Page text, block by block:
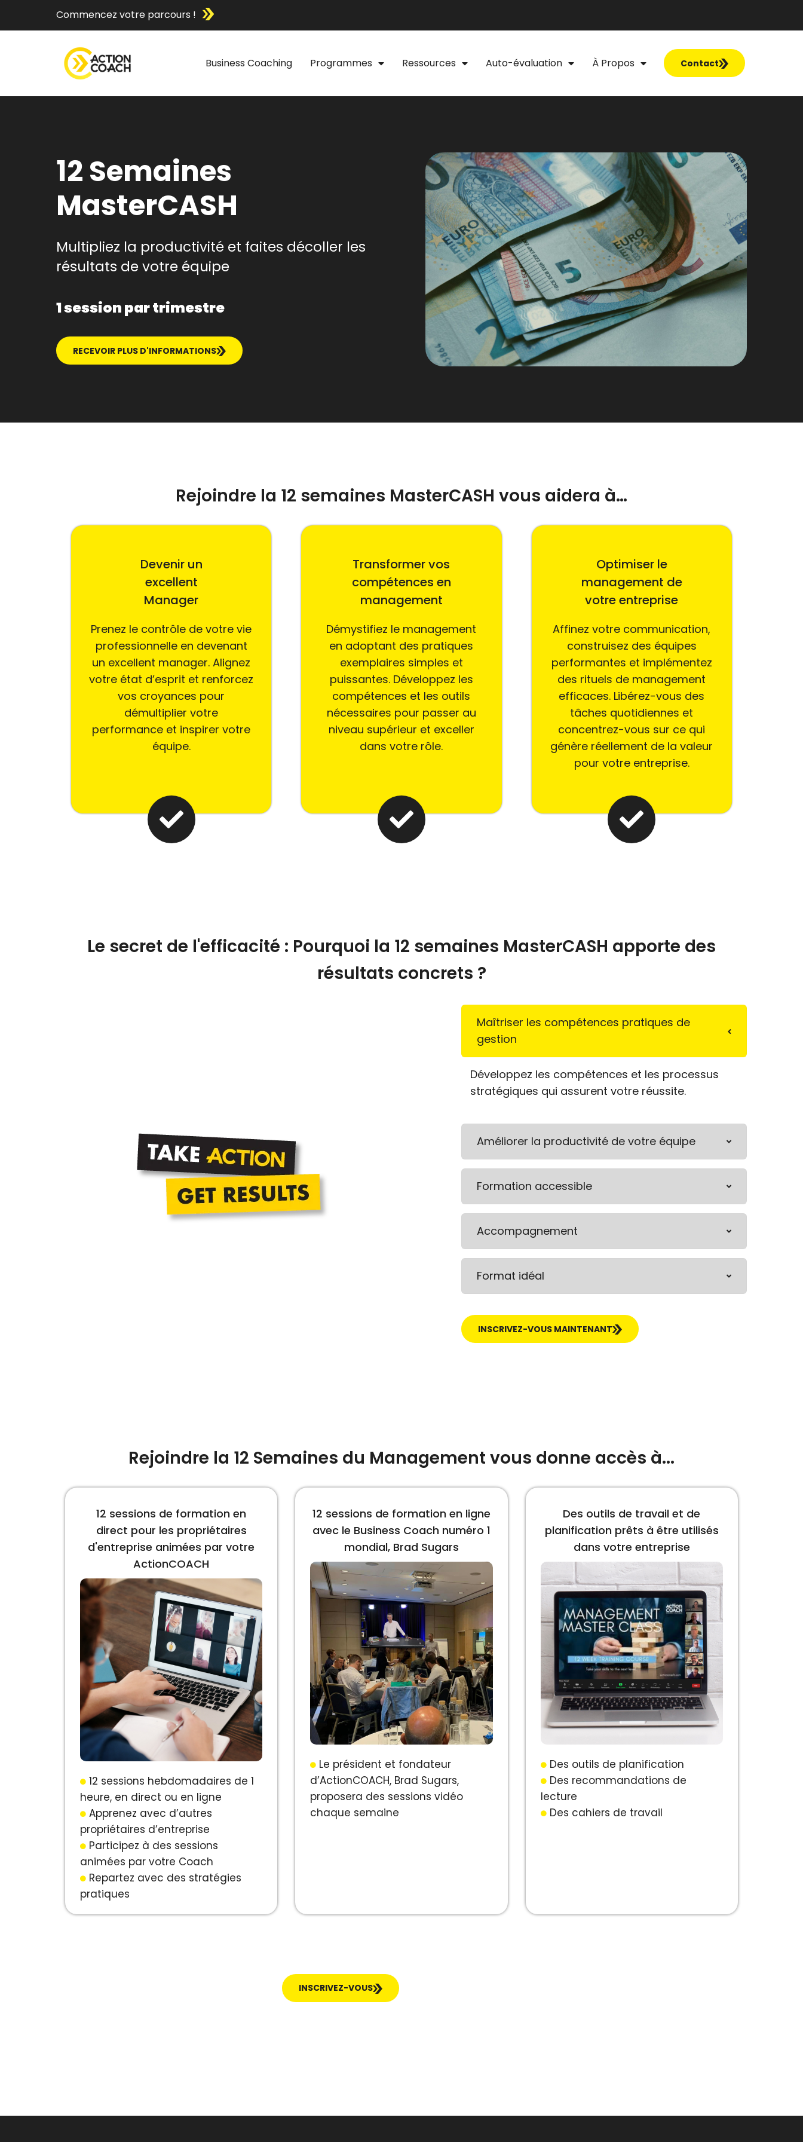
Commencez votre parcours !
Business Coaching Programmes Ressources Auto-évaluation À Propos Contact
12 Semaines
MasterCASH
Multipliez la productivité et faites décoller les
résultats de votre équipe
1 session par trimestre
RECEVOIR PLUS D'INFORMATIONS
Rejoindre la 12 semaines MasterCASH vous aidera à…
Devenir un
excellent
Manager
Prenez le contrôle de votre vie
professionnelle en devenant
un excellent manager. Alignez
votre état d’esprit et renforcez
vos croyances pour
démultiplier votre
performance et inspirer votre
équipe.
Transformer vos
compétences en
management
Démystifiez le management
en adoptant des pratiques
exemplaires simples et
puissantes. Développez les
compétences et les outils
nécessaires pour passer au
niveau supérieur et exceller
dans votre rôle.
Optimiser le
management de
votre entreprise
Affinez votre communication,
construisez des équipes
performantes et implémentez
des rituels de management
efficaces. Libérez-vous des
tâches quotidiennes et
concentrez-vous sur ce qui
génère réellement de la valeur
pour votre entreprise.
Le secret de l'efficacité : Pourquoi la 12 semaines MasterCASH apporte des
résultats concrets ?
Maîtriser les compétences pratiques de
gestion
Développez les compétences et les processus
stratégiques qui assurent votre réussite.
Améliorer la productivité de votre équipe
Formation accessible
Accompagnement
Format idéal
INSCRIVEZ-VOUS MAINTENANT
Rejoindre la 12 Semaines du Management vous donne accès à...
12 sessions de formation en
direct pour les propriétaires
d'entreprise animées par votre
ActionCOACH
12 sessions hebdomadaires de 1
heure, en direct ou en ligne
Apprenez avec d’autres
propriétaires d’entreprise
Participez à des sessions
animées par votre Coach
Repartez avec des stratégies
pratiques
12 sessions de formation en ligne
avec le Business Coach numéro 1
mondial, Brad Sugars
Le président et fondateur
d’ActionCOACH, Brad Sugars,
proposera des sessions vidéo
chaque semaine
Des outils de travail et de
planification prêts à être utilisés
dans votre entreprise
Des outils de planification
Des recommandations de
lecture
Des cahiers de travail
INSCRIVEZ-VOUS